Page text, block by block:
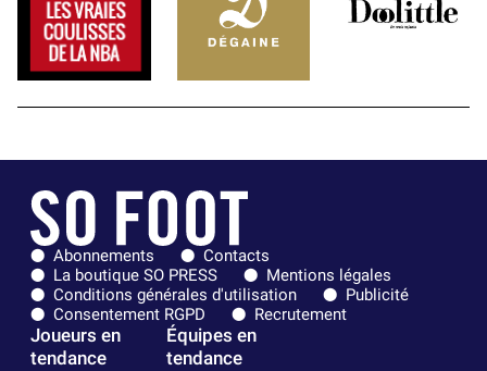
Abonnements
Contacts
La boutique SO PRESS
Mentions légales
Conditions générales d'utilisation
Publicité
Consentement RGPD
Recrutement
Joueurs en
tendance
Équipes en
tendance